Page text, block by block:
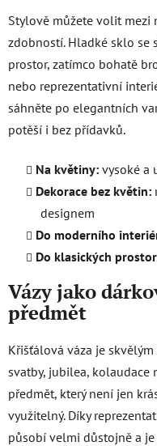
Stylově můžete volit
zdobností. Hladké sklo se
prostor, zatímco bohatě
nebo reprezentativní
sáhněte po elegantních
potěší i bez přídavků.
Na květiny: vysoké a
Dekorace bez květin:
designem
Do moderního
Do klasických
Vázy jako
předmět
Křišťálová váza je
svatby, jubilea, kolaudace
předmět, který není jen
využitelný. Díky
působí velmi důstojně a